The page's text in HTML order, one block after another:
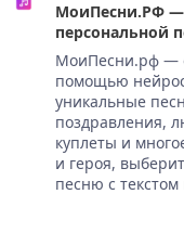
МоиПесни.РФ —
персональной
МоиПесни.рф —
помощью
уникальные
поздравления,
куплеты и
и героя,
песню с текстом